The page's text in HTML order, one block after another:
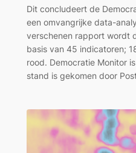
Dit concludeert de
een omvangrijke data-
verschenen rapport wordt
basis van 45 indicatoren;
rood. Democratie Monitor
stand is gekomen door